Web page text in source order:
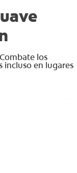
los
incluso en lugares